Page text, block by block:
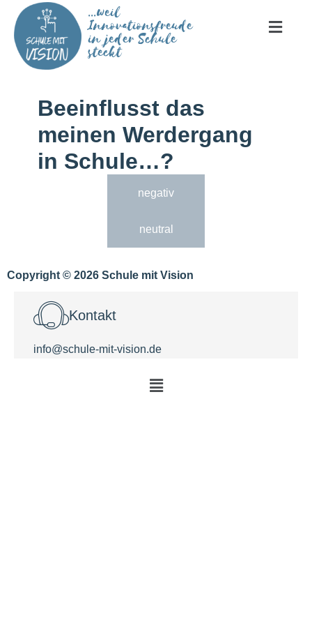
...weil
Innovationsfreude
in jeder Schule
steckt
Beeinflusst das
meinen Werdergang
in Schule…?
negativ
neutral
Copyright © 2026 Schule mit Vision
Kontakt
info@schule-mit-vision.de